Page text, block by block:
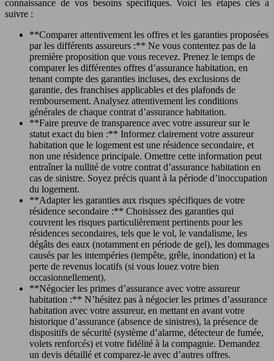
connaissance de vos besoins spécifiques. Voici les étapes clés à
suivre :
**Comparer attentivement les offres et les garanties proposées
par les différents assureurs :** Ne vous contentez pas de la
première proposition que vous recevez. Prenez le temps de
comparer les différentes offres d’assurance habitation, en
tenant compte des garanties incluses, des exclusions de
garantie, des franchises applicables et des plafonds de
remboursement. Analysez attentivement les conditions
générales de chaque contrat d’assurance habitation.
**Faire preuve de transparence avec votre assureur sur le
statut exact du bien :** Informez clairement votre assureur
habitation que le logement est une résidence secondaire, et
non une résidence principale. Omettre cette information peut
entraîner la nullité de votre contrat d’assurance habitation en
cas de sinistre. Soyez précis quant à la période d’inoccupation
du logement.
**Adapter les garanties aux risques spécifiques de votre
résidence secondaire :** Choisissez des garanties qui
couvrent les risques particulièrement pertinents pour les
résidences secondaires, tels que le vol, le vandalisme, les
dégâts des eaux (notamment en période de gel), les dommages
causés par les intempéries (tempête, grêle, inondation) et la
perte de revenus locatifs (si vous louez votre bien
occasionnellement).
**Négocier les primes d’assurance avec votre assureur
habitation :** N’hésitez pas à négocier les primes d’assurance
habitation avec votre assureur, en mettant en avant votre
historique d’assurance (absence de sinistres), la présence de
dispositifs de sécurité (système d’alarme, détecteur de fumée,
volets renforcés) et votre fidélité à la compagnie. Demandez
un devis détaillé et comparez-le avec d’autres offres.